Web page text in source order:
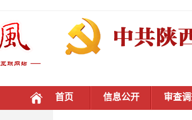
首页 信息公开 审查